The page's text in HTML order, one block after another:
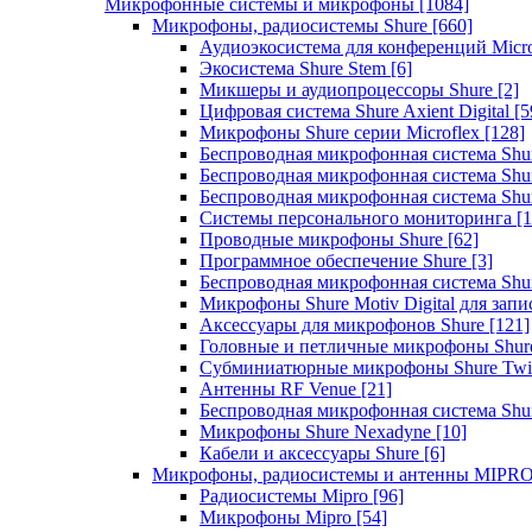
Микрофонные системы и микрофоны
[1084]
Микрофоны, радиосистемы Shure [660]
Аудиоэкосистема для конференций
Экосистема Shure Stem [6]
Микшеры и аудиопроцессоры Shure [2]
Цифровая система Shure Axient Digital
Микрофоны Shure серии Microflex [128]
Беспроводная микрофонная система
Беспроводная микрофонная система
Беспроводная микрофонная система
Системы персонального мониторинга
Проводные микрофоны Shure [62]
Программное обеспечение Shure [3]
Беспроводная микрофонная система
Микрофоны Shure Motiv Digital для
Аксессуары для микрофонов Shure [121]
Головные и петличные микрофоны
Субминиатюрные микрофоны Shure
Антенны RF Venue [21]
Беспроводная микрофонная система
Микрофоны Shure Nexadyne [10]
Кабели и аксессуары Shure [6]
Микрофоны, радиосистемы и антенны
Радиосистемы Mipro [96]
Микрофоны Mipro [54]